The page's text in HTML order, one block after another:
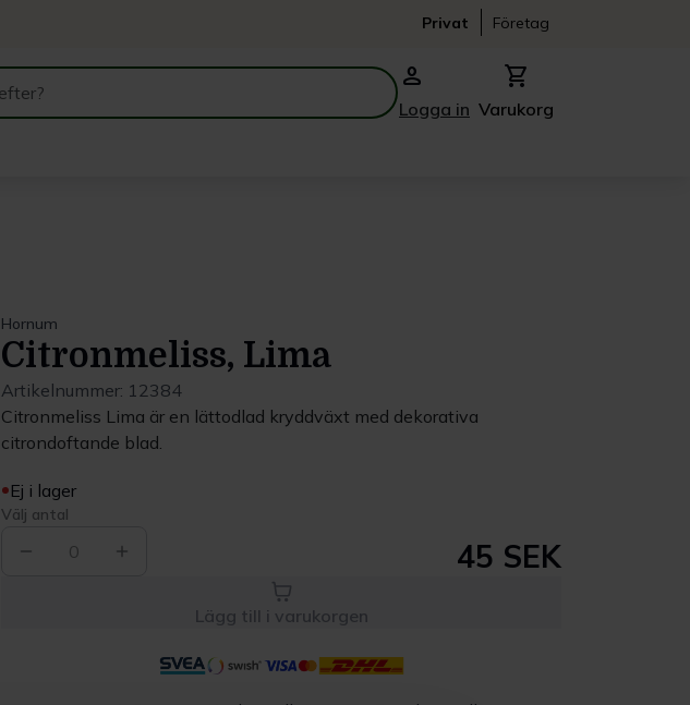
Privat Företag
person
Logga in
shopping_cart
Varukorg
Hornum
Citronmeliss, Lima
Artikelnummer: 12384
Citronmeliss Lima är en lättodlad kryddväxt med dekorativa
citrondoftande blad.
Ej i lager
Välj antal
0 45 SEK
Lägg till i varukorgen